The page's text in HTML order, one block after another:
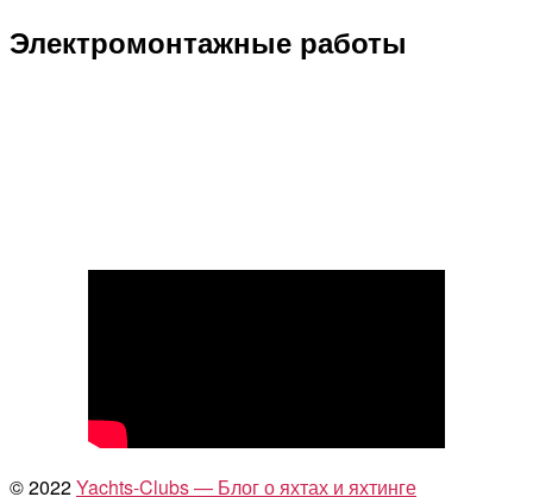
Электромонтажные работы
© 2022Yachts-Clubs — Блог о яхтах и яхтинге